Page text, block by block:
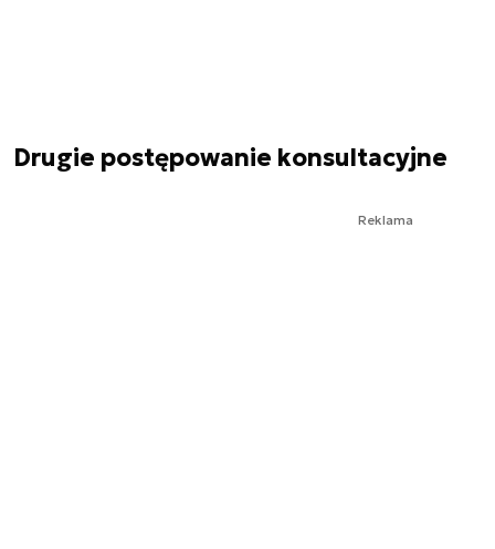
Drugie postępowanie konsultacyjne
Reklama